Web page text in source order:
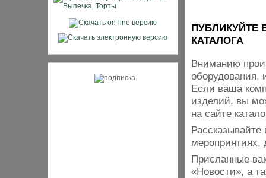
ПУБЛИКУЙТЕ
КАТАЛОГА
Вниманию
оборудования,
​Если ваша
изделий, вы
на сайте
мероприятиях,
Присланные
«Новости», а